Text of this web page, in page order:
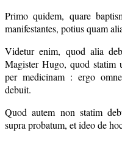
Primo quidem, quare
manifestantes, potius quam
Videtur enim, quod alia
Magister Hugo, quod statim
per medicinam : ergo
debuit.
Quod autem non statim
supra probatum, et ideo de